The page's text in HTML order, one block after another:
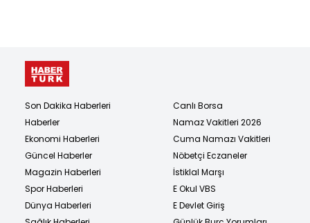
Son Dakika Haberleri
Haberler
Ekonomi Haberleri
Güncel Haberler
Magazin Haberleri
Spor Haberleri
Dünya Haberleri
Canlı Borsa
Namaz Vakitleri 2026
Cuma Namazı Vakitleri
Nöbetçi Eczaneler
İstiklal Marşı
E Okul VBS
E Devlet Giriş